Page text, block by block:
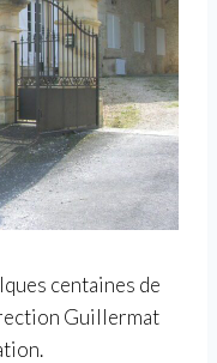
centaines de
Guillermat